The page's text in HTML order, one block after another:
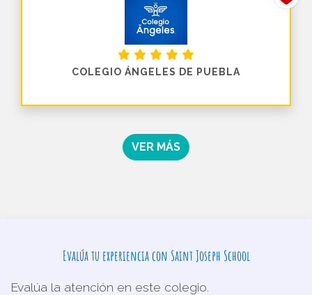
COLEGIO ÁNGELES DE PUEBLA
VER MÁS
Evalúa tu experiencia con Saint Joseph School
Evalúa la atención en este colegio.